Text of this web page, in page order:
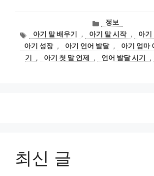
카
테
고
리
정보
태
그
아기 말 배우기 , 아기 말 시작 , 아기
아기 성장 , 아기 언어 발달 ,
아기 엄마
기
, 아기 첫 말 언제 , 언어 발달 시기 ,
최신 글